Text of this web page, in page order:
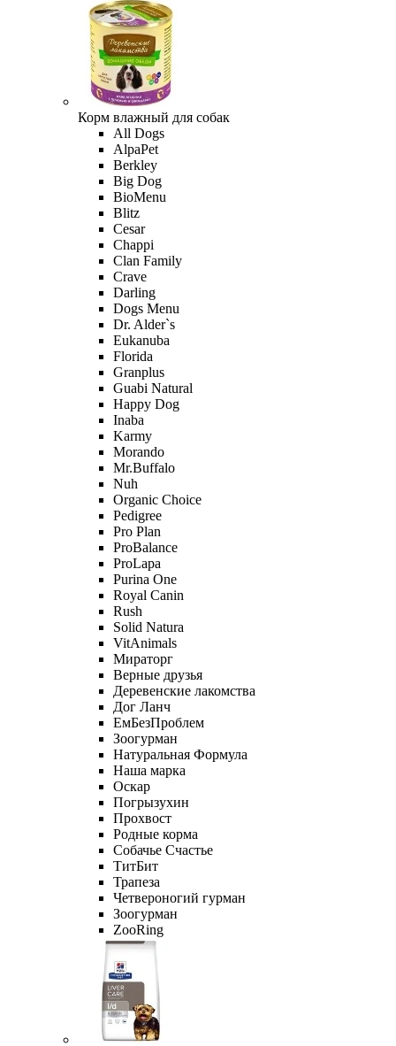
Корм влажный для собак
All Dogs
AlpaPet
Berkley
Big Dog
BioMenu
Blitz
Cesar
Chappi
Clan Family
Crave
Darling
Dogs Menu
Dr. Alder`s
Eukanuba
Florida
Granplus
Guabi Natural
Happy Dog
Inaba
Karmy
Morando
Mr.Buffalo
Nuh
Organic Сhoice
Pedigree
Pro Plan
ProBalance
ProLapa
Purina One
Royal Canin
Rush
Solid Natura
VitAnimals
Мираторг
Верные друзья
Деревенские лакомства
Дог Ланч
ЕмБезПроблем
Зоогурман
Натуральная Формула
Наша марка
Оскар
Погрызухин
Прохвост
Родные корма
Собачье Счастье
ТитБит
Трапеза
Четвероногий гурман
Зоогурман
ZooRing